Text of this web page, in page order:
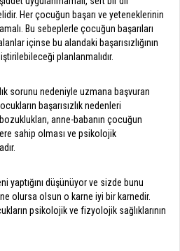
Her çocuğun başarı ve yeteneklerinin
Bu sebeplerle çocuğun başarıları
içinse bu alandaki başarısızlığının
planlanmalıdır.
sorunu nedeniyle uzmana başvuran
başarısızlık nedenleri
anne-babanın çocuğun
sahip olması ve psikolojik
yaptığını düşünüyor ve sizde bunu
olursa olsun o karne iyi bir karnedir.
psikolojik ve fizyolojik sağlıklarının